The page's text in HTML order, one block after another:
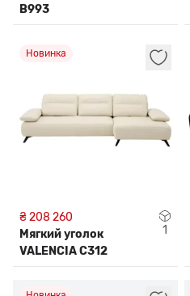
B993
Новинка
₴ 208 260
Мягкий уголок
VALENCIA C312
1